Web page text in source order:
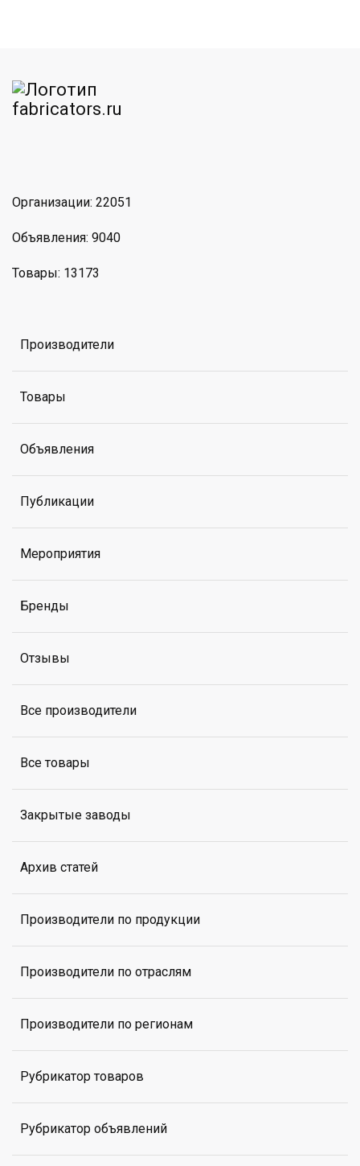
Организации: 22051
Объявления: 9040
Товары: 13173
Производители
Товары
Объявления
Публикации
Мероприятия
Бренды
Отзывы
Все производители
Все товары
Закрытые заводы
Архив статей
Производители по продукции
Производители по отраслям
Производители по регионам
Рубрикатор товаров
Рубрикатор объявлений